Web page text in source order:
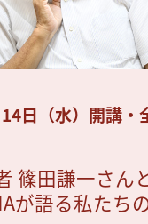
日（水）開講・
篠田謙一さん
が語る私たち